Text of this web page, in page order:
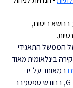
בנושא ביטוח,
הממשל התאגידי
בינלאומית מאוד
במאוחד על-ידי
ארגון ה-OECD וה-20-G, בחודש ספטמבר